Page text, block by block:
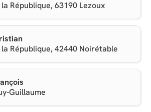
République, 63190 Lezoux
République, 42440 Noirétable
Guillaume